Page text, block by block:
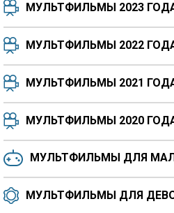
8.3
6.5 6.6
8.2
6.0
МУЛЬТФИЛЬМЫ 2023
МУЛЬТФИЛЬМЫ 2022
МУЛЬТФИЛЬМЫ 2021
МУЛЬТФИЛЬМЫ 2020
МУЛЬТФИЛЬМЫ ДЛЯ
МУЛЬТФИЛЬМЫ ДЛЯ